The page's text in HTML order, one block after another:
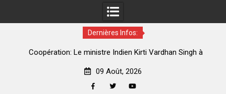
Dernières Infos:
Coopération: Le ministre Indien Kirti Vardhan Singh à
09 Août, 2026